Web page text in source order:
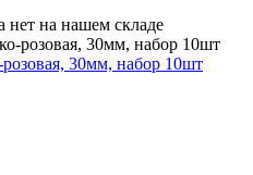
нет на нашем складе
30мм, набор 10шт